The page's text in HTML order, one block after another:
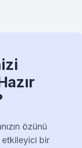
özünü
etkileyici bir